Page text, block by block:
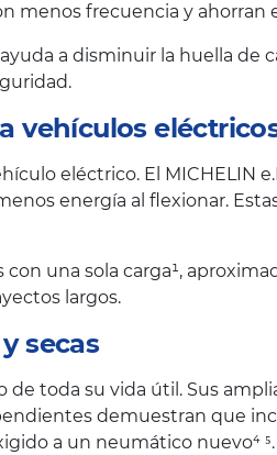
menos frecuencia y ahorran
a disminuir la huella de
vehículos
eléctrico. El MICHELIN
energía al flexionar.
una sola carga¹,
largos.
secas
toda su vida útil. Sus
demuestran que
a un neumático nuevo⁴